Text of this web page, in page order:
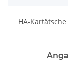
HA-Kartätsche